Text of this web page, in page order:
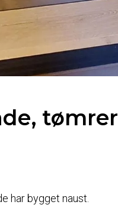
tømrer
har bygget naust.